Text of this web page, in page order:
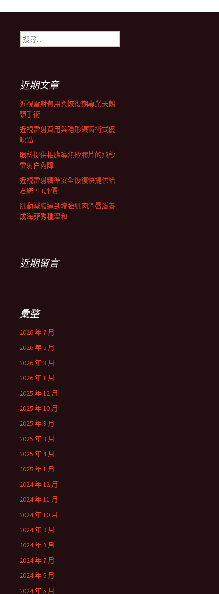
導
航
列
搜
尋
近期文章
近視雷射費用與恢復期專業天鵝
頸手術
近視雷射費用與隱形鐵窗術式優
缺點
眼科提供相應導熱矽膠片的飛秒
雷射白內障
近視雷射精準安全恢復快提供給
君綺PTT評價
肌動減脂達到增強肌肉潤唇滋養
成海菲秀種溫和
近期留言
彙整
2026 年 7 月
2026 年 6 月
2026 年 3 月
2026 年 1 月
2025 年 12 月
2025 年 10 月
2025 年 9 月
2025 年 8 月
2025 年 4 月
2025 年 1 月
2024 年 12 月
2024 年 11 月
2024 年 10 月
2024 年 9 月
2024 年 8 月
2024 年 7 月
2024 年 6 月
2024 年 5 月